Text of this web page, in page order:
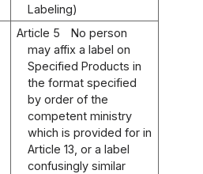
Labeling)
Article 5
No person
may affix a label on
Specified Products in
the format specified
by order of the
competent ministry
which is provided for in
Article 13, or a label
confusingly similar